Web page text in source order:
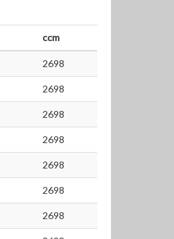
ccm
2698
2698
2698
2698
2698
2698
2698